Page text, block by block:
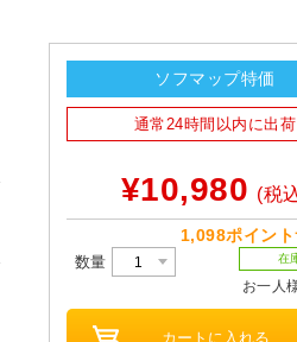
ソフマップ特価
通常24時間以内に出荷
¥10,980 (税
1,098ポイン
数量 在
お一人